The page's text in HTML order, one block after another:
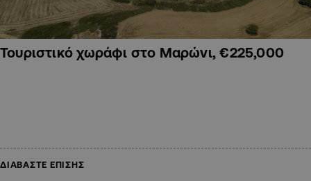
Τουριστικό χωράφι στο Μαρώνι, €225,000
ΔΙΑΒΑΣΤΕ ΕΠΙΣΗΣ